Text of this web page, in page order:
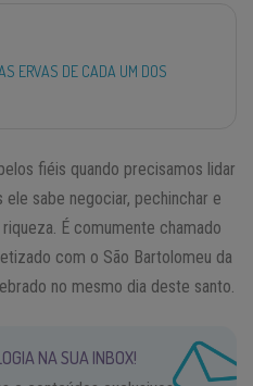
ERVAS DE CADA UM DOS
fiéis quando precisamos lidar
sabe negociar, pechinchar e
É comumente chamado
com o São Bartolomeu da
no mesmo dia deste santo.
NA SUA INBOX!